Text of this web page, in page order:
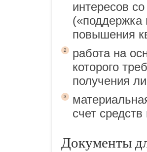
интересов
(«поддержка
повышения
работа на
которого
получения
2
счет
3
Документы